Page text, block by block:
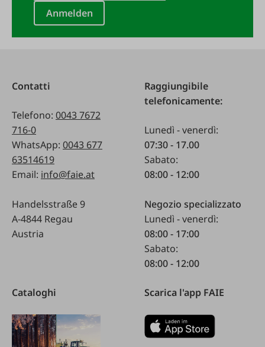
Anmelden
Contatti
Telefono: 0043 7672
716-0
WhatsApp: 0043 677
63514619
Email: info@faie.at
Handelsstraße 9
A-4844 Regau
Austria
Raggiungibile
telefonicamente:
Lunedì - venerdì:
07:30 - 17.00
Sabato:
08:00 - 12:00
Negozio specializzato
Lunedì - venerdì:
08:00 - 17:00
Sabato:
08:00 - 12:00
Cataloghi Scarica l'app FAIE